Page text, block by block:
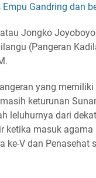
Empu Gandring dan
Jongko
(Pangeran
yang
keturunan
leluhurnya dari
ketika masuk
ke-V dan